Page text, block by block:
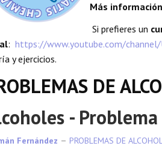
Más
Si prefieres un
: https://www.youtube.com/channel/
y ejercicios.
DE
- Problema
Fernández PROBLEMAS DE